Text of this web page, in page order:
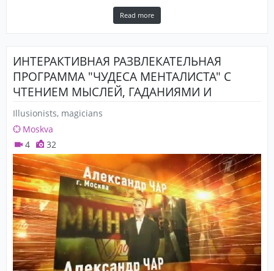
Read more
ИНТЕРАКТИВНАЯ РАЗВЛЕКАТЕЛЬНАЯ
ПРОГРАММА "ЧУДЕСА МЕНТАЛИСТА" С
ЧТЕНИЕМ МЫСЛЕЙ, ГАДАНИЯМИ И
ПРЕДСКАЗАНИЯМИ
Illusionists, magicians
Moskva
4
32